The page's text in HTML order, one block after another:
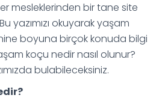
mesleklerinden bir tane site
yazımızı okuyarak yaşam
boyuna birçok konuda bilgi
koçu nedir nasıl olunur?
bulabileceksiniz.